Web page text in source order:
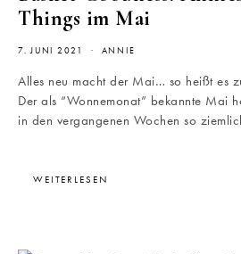
Things im Mai
7. JUNI 2021 ANNIE
Alles neu macht der Mai… so heißt es
Der als “Wonnemonat” bekannte Mai
in den vergangenen Wochen so
WEITERLESEN